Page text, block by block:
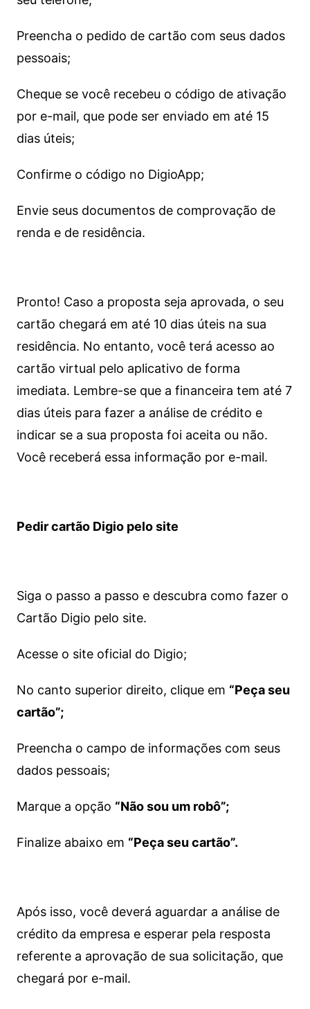
Preencha o pedido de cartão com seus dados
pessoais;
Cheque se você recebeu o código de ativação
por e-mail, que pode ser enviado em até 15
dias úteis;
Confirme o código no DigioApp;
Envie seus documentos de comprovação de
renda e de residência.
Pronto! Caso a proposta seja aprovada, o seu
cartão chegará em até 10 dias úteis na sua
residência. No entanto, você terá acesso ao
cartão virtual pelo aplicativo de forma
imediata. Lembre-se que a financeira tem até 7
dias úteis para fazer a análise de crédito e
indicar se a sua proposta foi aceita ou não.
Você receberá essa informação por e-mail.
Pedir cartão Digio pelo site
Siga o passo a passo e descubra como fazer o
Cartão Digio pelo site.
Acesse o site oficial do Digio;
No canto superior direito, clique em “Peça seu
cartão”;
Preencha o campo de informações com seus
dados pessoais;
Marque a opção “Não sou um robô”;
Finalize abaixo em “Peça seu cartão”.
Após isso, você deverá aguardar a análise de
crédito da empresa e esperar pela resposta
referente a aprovação de sua solicitação, que
chegará por e-mail.